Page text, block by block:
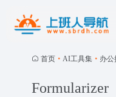
首页 • AI工具集 • 办公
Formularizer